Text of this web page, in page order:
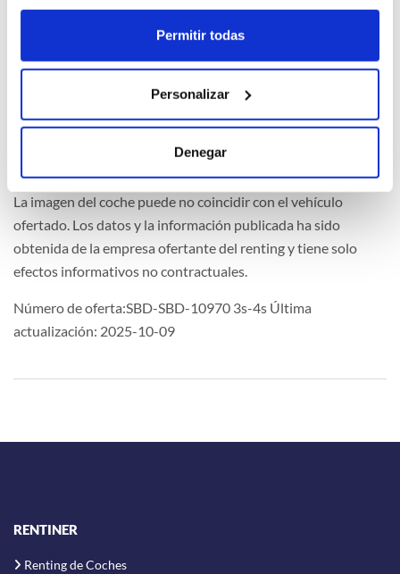
Permitir todas
Personalizar
Denegar
Multimedia
La imagen del coche puede no coincidir con el vehículo
ofertado. Los datos y la información publicada ha sido
obtenida de la empresa ofertante del renting y tiene solo
efectos informativos no contractuales.
Número de oferta:SBD-SBD-10970 3s-4s Última
actualización: 2025-10-09
RENTINER
Renting de Coches